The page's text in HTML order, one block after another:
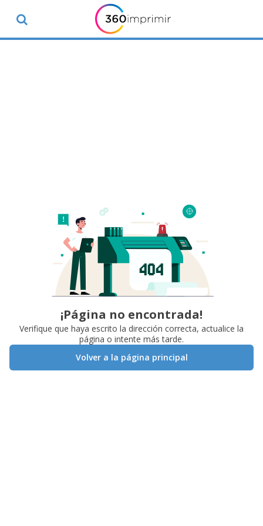
¡Página no encontrada!
Verifique que haya escrito la dirección correcta, actualice la
página o intente más tarde.